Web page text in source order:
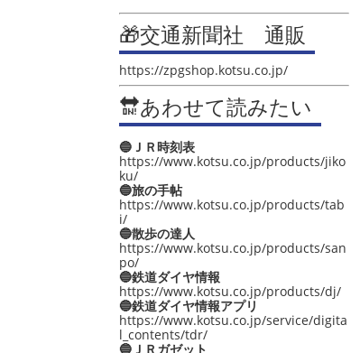
🎁交通新聞社 通販
https://zpgshop.kotsu.co.jp/
🔛あわせて読みたい
🔵ＪＲ時刻表
https://www.kotsu.co.jp/products/jiko
ku/
🔵旅の手帖
https://www.kotsu.co.jp/products/tab
i/
🔵散歩の達人
https://www.kotsu.co.jp/products/san
po/
🔵鉄道ダイヤ情報
https://www.kotsu.co.jp/products/dj/
🔵鉄道ダイヤ情報アプリ
https://www.kotsu.co.jp/service/digita
l_contents/tdr/
🔵ＪＲガゼット